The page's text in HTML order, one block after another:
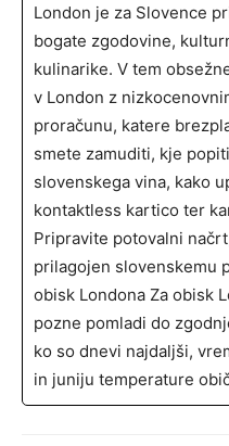
London je za Slovence
bogate zgodovine,
kulinarike. V tem
v London z
proračunu, katere
smete zamuditi, kje
slovenskega vina, kako
kontaktless kartico ter
Pripravite potovalni
prilagojen slovenskemu
obisk Londona Za obisk
pozne pomladi do
ko so dnevi najdaljši,
in juniju temperature